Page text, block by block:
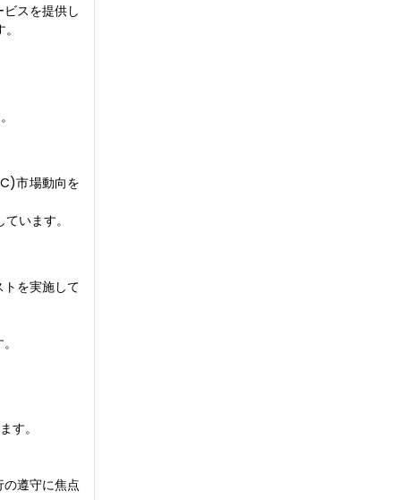
スを提供し
市場動向を
います。
を実施して
す。
遵守に焦点